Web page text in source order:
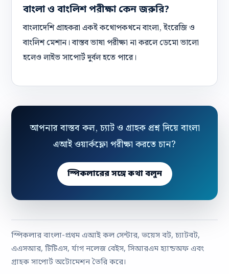
বাংলা ও বাংলিশ পরীক্ষা কেন জরুরি?
বাংলাদেশি গ্রাহকরা একই কথোপকথনে বাংলা, ইংরেজি ও
বাংলিশ মেশান। বাস্তব ভাষা পরীক্ষা না করলে ডেমো ভালো
হলেও লাইভ সাপোর্ট দুর্বল হতে পারে।
আপনার বাস্তব কল, চ্যাট ও গ্রাহক প্রশ্ন দিয়ে বাংলা
এআই ওয়ার্কফ্লো পরীক্ষা করতে চান?
স্পিকলারের সঙ্গে কথা বলুন
স্পিকলার বাংলা-প্রথম এআই কল সেন্টার, ভয়েস বট, চ্যাটবট,
এএসআর, টিটিএস, র্যাগ নলেজ বেইস, সিআরএম হ্যান্ডঅফ এবং
গ্রাহক সাপোর্ট অটোমেশন তৈরি করে।